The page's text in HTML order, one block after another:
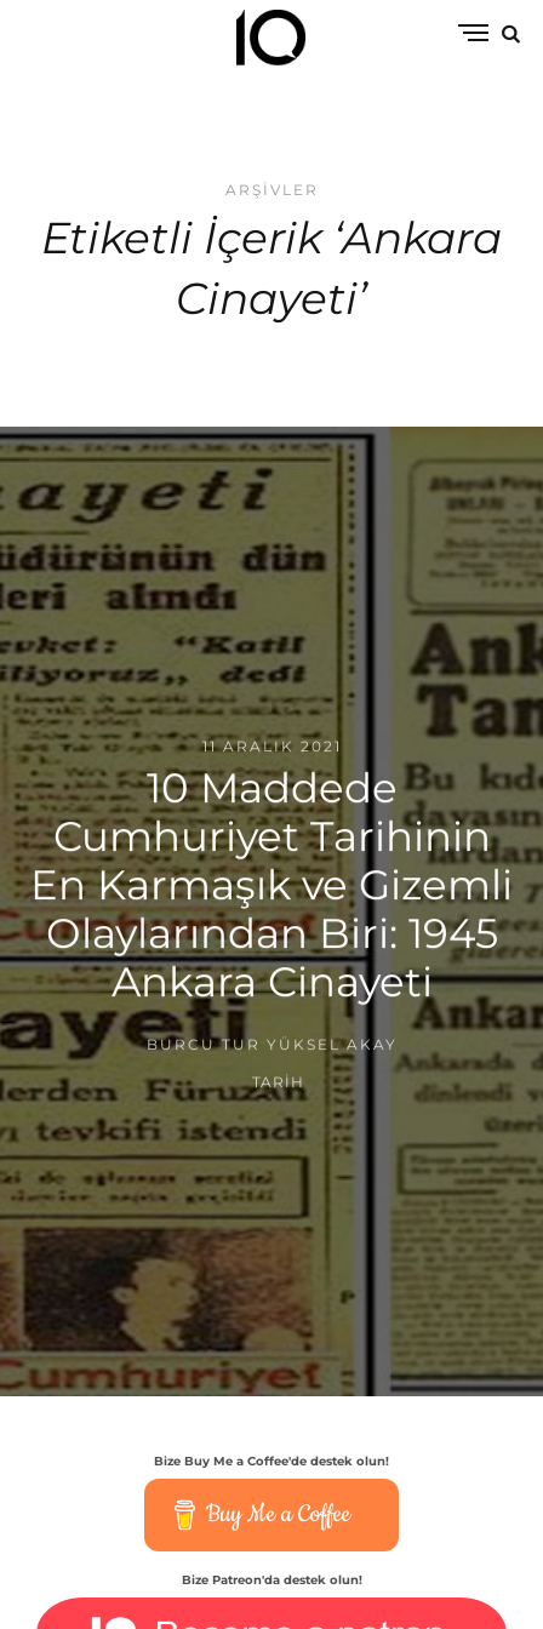
ARŞIVLER
Etiketli İçerik ‘Ankara
Cinayeti’
11 ARALIK 2021
10 Maddede
Cumhuriyet Tarihinin
En Karmaşık ve Gizemli
Olaylarından Biri: 1945
Ankara Cinayeti
BURCU TUR YÜKSEL AKAY
TARIH
Bize Buy Me a Coffee'de destek olun!
Buy Me a Coffee
Bize Patreon'da destek olun!